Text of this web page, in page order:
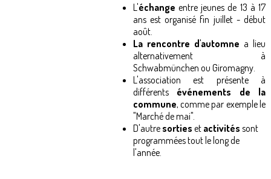
L'échangeentre jeunes de 13 à 17
ans est organisé fin juillet - début
août.
La rencontre d'automne a lieu
alternativement à
Schwabmünchen ou Giromagny.
L'association est présente à
différents événements de la
commune, comme par exemple le
"Marché de mai".
D'autre sorties et activités sont
programmées tout le long de
l'année.